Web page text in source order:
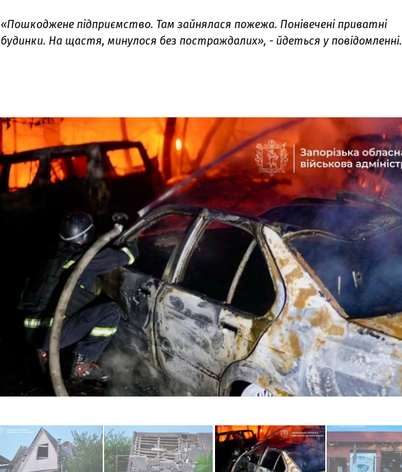
«Пошкоджене підприємство. Там зайнялася пожежа. Понівечені приватні
будинки. На щастя, минулося без постраждалих», - йдеться у повідомленні.